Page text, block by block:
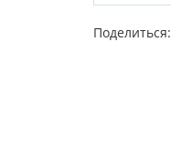
Поделиться: